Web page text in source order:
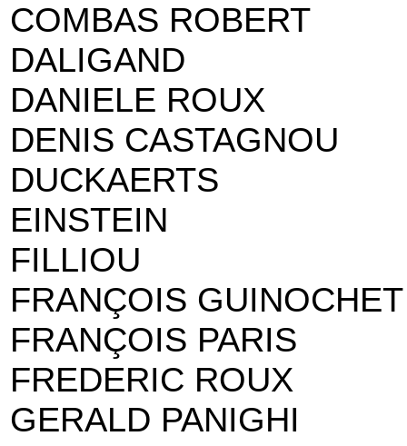
COMBAS ROBERT
DALIGAND
DANIELE ROUX
DENIS CASTAGNOU
DUCKAERTS
EINSTEIN
FILLIOU
FRANÇOIS GUINOCHET
FRANÇOIS PARIS
FREDERIC ROUX
GERALD PANIGHI